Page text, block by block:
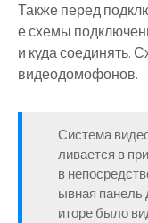
Также перед
е схемы
и куда соединять.
видеодомофонов.
Система
ливается в
в
ывная панель
иторе было